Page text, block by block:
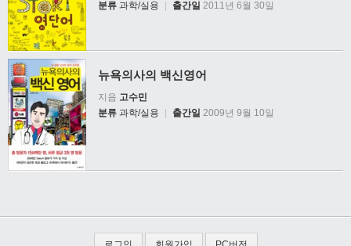
분류 과학/실용 | 출간일 2011년 6월 30일
뉴욕의사의 백신영어
지음 고수민
분류 과학/실용 출간일 2009년 9월 10일